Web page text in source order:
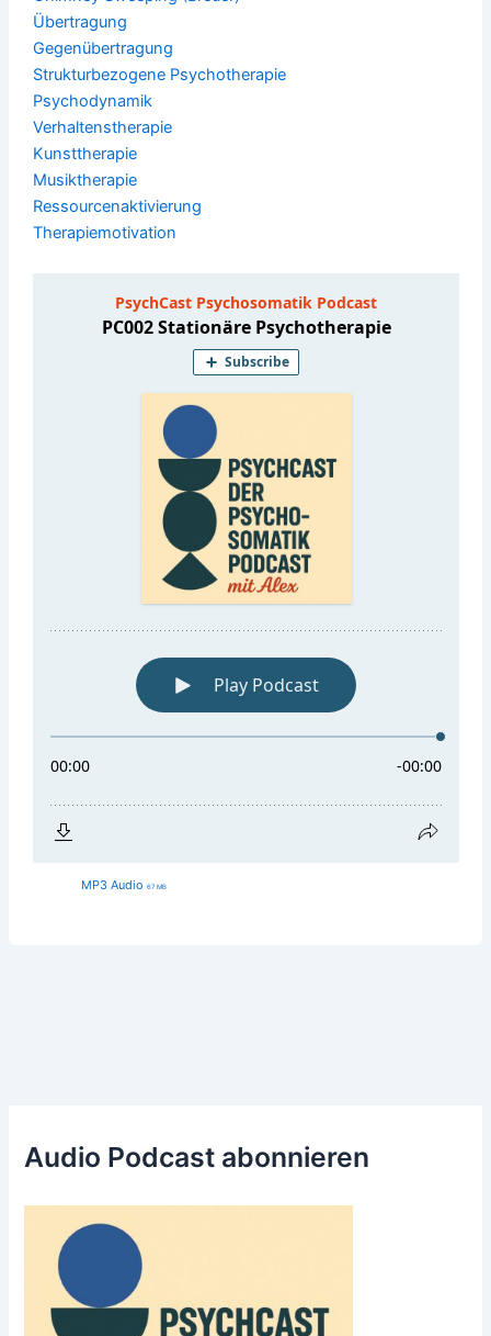
Audio Podcast abonnieren
Übertragung
Gegenübertragung
Strukturbezogene Psychotherapie
Psychodynamik
Verhaltenstherapie
Kunsttherapie
Musiktherapie
Ressourcenaktivierung
Therapiemotivation
MP3 Audio 67 MB